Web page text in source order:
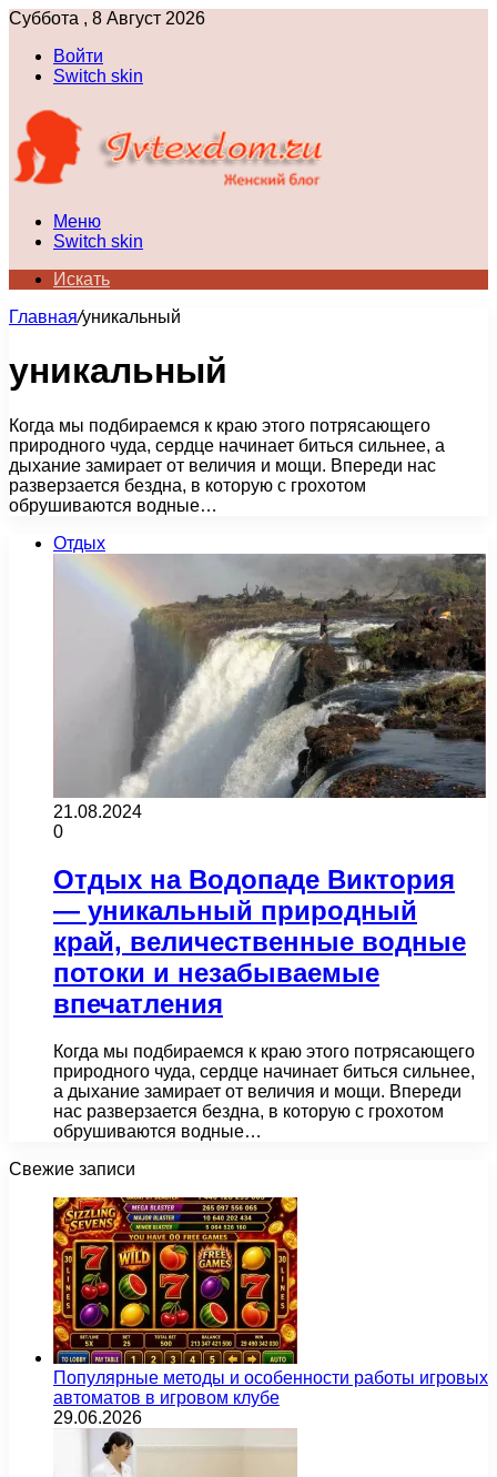
Суббота , 8 Август 2026
Войти
Switch skin
Меню
Switch skin
Искать
Главная/уникальный
уникальный
Когда мы подбираемся к краю этого потрясающего
природного чуда, сердце начинает биться сильнее, а
дыхание замирает от величия и мощи. Впереди нас
разверзается бездна, в которую с грохотом
обрушиваются водные…
Отдых
21.08.2024
0
Отдых на Водопаде Виктория
— уникальный природный
край, величественные водные
потоки и незабываемые
впечатления
Когда мы подбираемся к краю этого потрясающего
природного чуда, сердце начинает биться сильнее,
а дыхание замирает от величия и мощи. Впереди
нас разверзается бездна, в которую с грохотом
обрушиваются водные…
Свежие записи
Популярные методы и особенности работы игровых
автоматов в игровом клубе
29.06.2026